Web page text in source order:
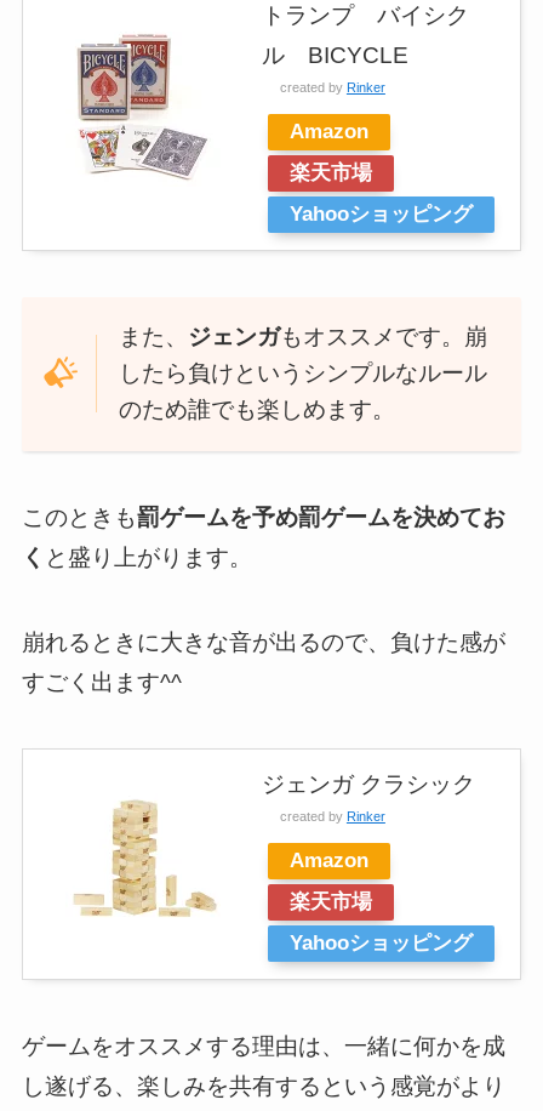
トランプ バイシク
ル BICYCLE
created by Rinker
Amazon
楽天市場
Yahooショッピング
また、 ジェンガもオススメです。崩
したら負けというシンプルなルール
のため誰でも楽しめます。
このときも罰ゲームを予め罰ゲームを決めてお
く と盛り上がります。
崩れるときに大きな音が出るので、負けた感が
すごく出ます^^
ジェンガ クラシック
created by Rinker
Amazon
楽天市場
Yahooショッピング
ゲームをオススメする理由は、 一緒に何かを成
し遂げる、楽しみを共有するという感覚がより